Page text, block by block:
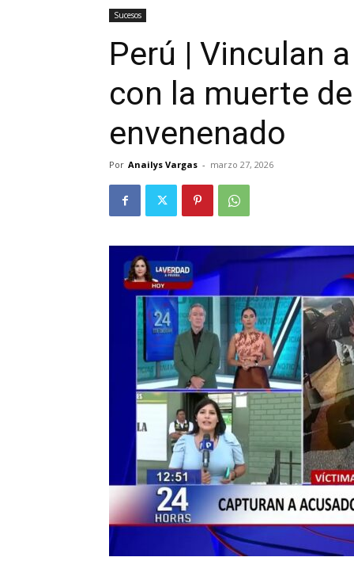
Sucesos
Perú | Vinculan
con la muerte
envenenado
Por Anailys Vargas - marzo 27, 2026